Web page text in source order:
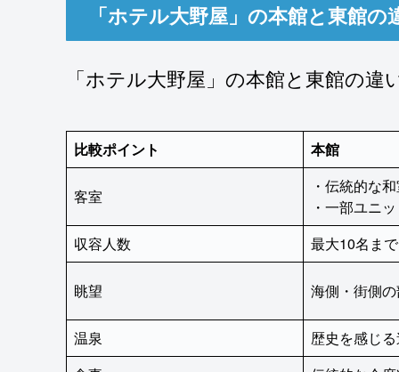
「ホテル大野屋」の本館と東館の
「ホテル大野屋」の本館と東館の違
比較ポイント 本館
客室
・伝統的な
・一部ユニ
収容人数
最大10名まで
眺望 海側・街側の
温泉
歴史を感じ